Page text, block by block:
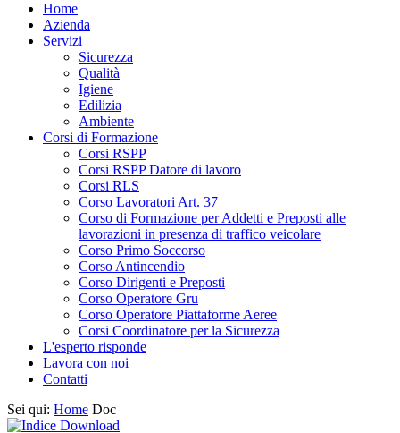
Home
Azienda
Servizi
Sicurezza
Qualità
Igiene
Edilizia
Ambiente
Corsi di Formazione
Corsi RSPP
Corsi RSPP Datore di lavoro
Corsi RLS
Corso Lavoratori Art. 37
Corso di Formazione per Addetti e Preposti alle
lavorazioni in presenza di traffico veicolare
Corso Primo Soccorso
Corso Antincendio
Corso Dirigenti e Preposti
Corso Operatore Gru
Corso Operatore Piattaforme Aeree
Corsi Coordinatore per la Sicurezza
L'esperto risponde
Lavora con noi
Contatti
Sei qui: Home Doc